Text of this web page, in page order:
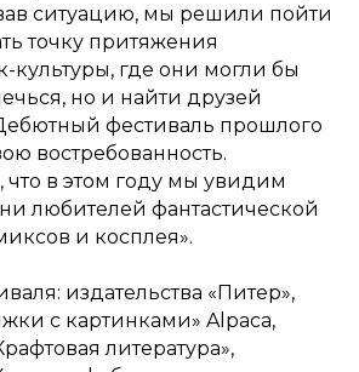
ситуацию, мы решили пойти
точку притяжения
культуры, где они могли бы
но и найти друзей
фестиваль прошлого
востребованность.
в этом году мы увидим
любителей фантастической
и косплея».
издательства «Питер»,
с картинками» Alpaca,
литература»,